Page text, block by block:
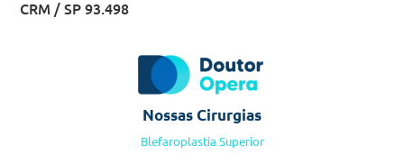
CRM / SP 93.498
Nossas Cirurgias
Blefaroplastia Superior